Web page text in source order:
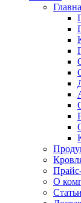
О
Статьи